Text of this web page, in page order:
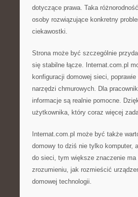
dotyczące prawa. Taka
osoby rozwiązujące konkretny
ciekawostki.
Strona może być szczególnie
się stabilne łącze. Internat.com.pl
konfiguracji domowej sieci,
narzędzi chmurowych. Dla
informacje są realnie pomocne.
użytkownika, który coraz więcej
Internat.com.pl może być także
domowy to dziś nie tylko komputer,
do sieci, tym większe znaczenie ma
zrozumieniu, jak rozmieścić
domowej technologii.